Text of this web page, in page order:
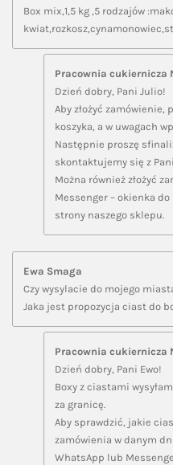
Box mix,1,5 kg ,5 rodzajów
Pracownia cukiernicza
Dzień dobry, Pani Julio!
Aby złożyć
koszyka, a w uwagach
Następnie proszę
skontaktujemy się z
Można również złożyć
Messenger – okienka
strony naszego sklepu.
Ewa Smaga
Czy wysylacie do mojego
Jaka jest propozycja ciast do
Pracownia cukiernicza
Dzień dobry, Pani Ewo!
Boxy z ciastami
za granicę.
Aby sprawdzić, jakie
zamówienia w danym
WhatsApp lub